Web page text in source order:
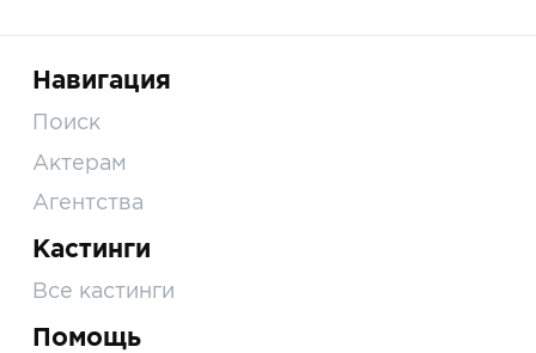
Навигация
Поиск
Актерам
Агентства
Кастинги
Все кастинги
Помощь